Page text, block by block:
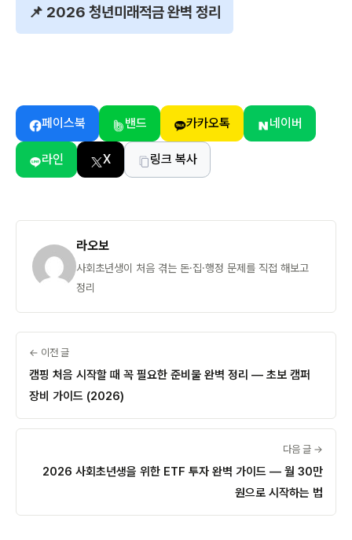
📌 2026 청년미래적금 완벽 정리
페이스북 밴드 카카오톡 네이버
라인 X 링크 복사
라오보
사회초년생이 처음 겪는 돈·집·행정 문제를 직접 해보고
정리
← 이전 글
캠핑 처음 시작할 때 꼭 필요한 준비물 완벽 정리 — 초보 캠퍼
장비 가이드 (2026)
다음 글 →
2026 사회초년생을 위한 ETF 투자 완벽 가이드 — 월 30만
원으로 시작하는 법